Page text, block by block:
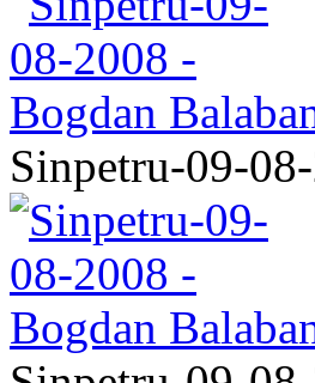
Sinpetru-09-